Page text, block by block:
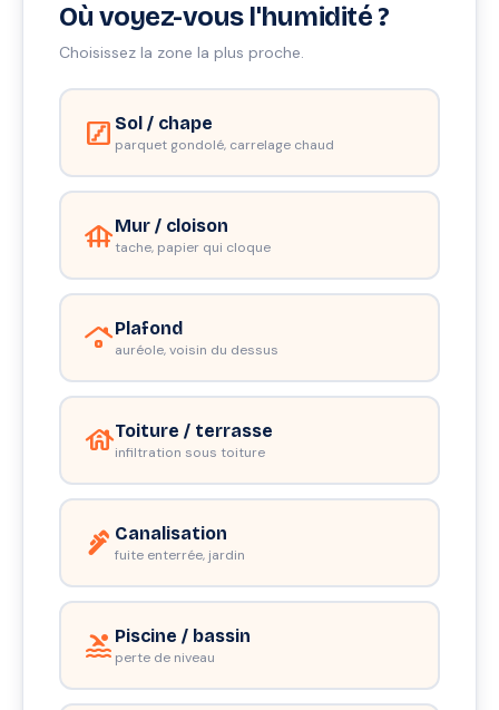
Où voyez-vous l'humidité ?
Choisissez la zone la plus proche.
stairs Sol / chape
parquet gondolé, carrelage chaud
foundationMur / cloison
tache, papier qui cloque
roofingPlafond
auréole, voisin du dessus
houseToiture / terrasse
infiltration sous toiture
plumbing Canalisation
fuite enterrée, jardin
pool Piscine / bassin
perte de niveau